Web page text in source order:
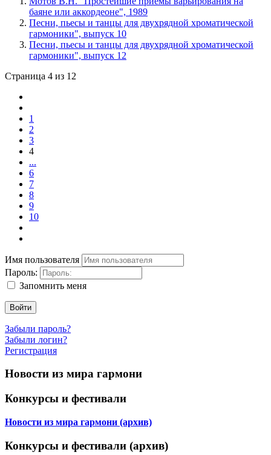
баяне или аккордеоне", 1989
Песни, пьесы и танцы для двухрядной хроматической
гармоники", выпуск 10
Песни, пьесы и танцы для двухрядной хроматической
гармоники", выпуск 12
Страница 4 из 12
1
2
3
4
...
6
7
8
9
10
Имя пользователя
Пароль:
Запомнить меня
Войти
Забыли пароль?
Забыли логин?
Регистрация
Новости из мира гармони
Конкурсы и фестивали
Новости из мира гармони (архив)
Конкурсы и фестивали (архив)